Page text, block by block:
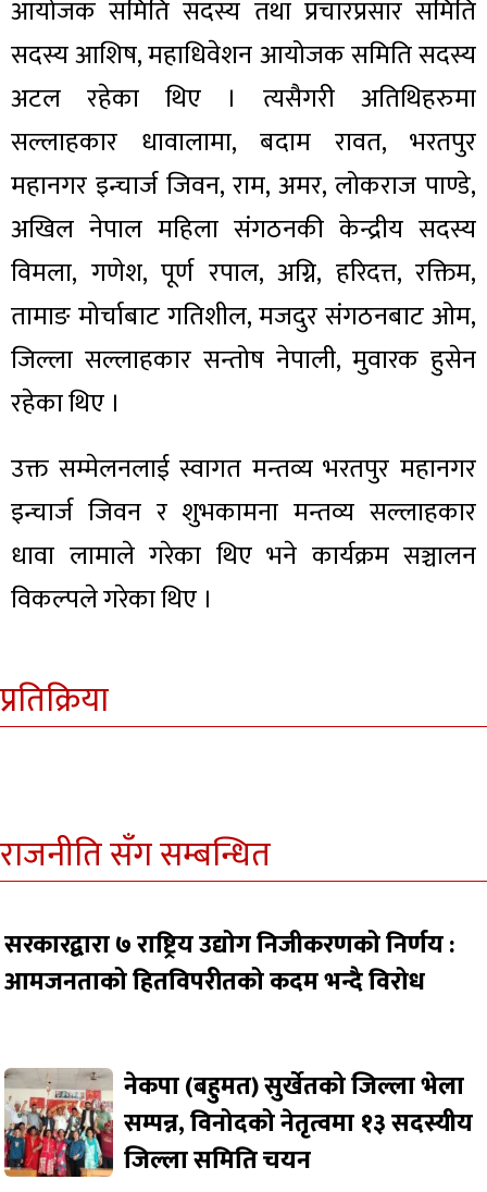
आयोजक समिति सदस्य तथा प्रचारप्रसार समिति
सदस्य आशिष, महाधिवेशन आयोजक समिति सदस्य
अटल रहेका थिए । त्यसैगरी अतिथिहरुमा
सल्लाहकार धावालामा, बदाम रावत, भरतपुर
महानगर इन्चार्ज जिवन, राम, अमर, लोकराज पाण्डे,
अखिल नेपाल महिला संगठनकी केन्द्रीय सदस्य
विमला, गणेश, पूर्ण रपाल, अग्नि, हरिदत्त, रक्तिम,
तामाङ मोर्चाबाट गतिशील, मजदुर संगठनबाट ओम,
जिल्ला सल्लाहकार सन्तोष नेपाली, मुवारक हुसेन
रहेका थिए ।
उक्त सम्मेलनलाई स्वागत मन्तव्य भरतपुर महानगर
इन्चार्ज जिवन र शुभकामना मन्तव्य सल्लाहकार
धावा लामाले गरेका थिए भने कार्यक्रम सञ्चालन
विकल्पले गरेका थिए ।
प्रतिक्रिया
राजनीति सँग सम्बन्धित
सरकारद्वारा ७ राष्ट्रिय उद्योग निजीकरणको निर्णय :
आमजनताको हितविपरीतको कदम भन्दै विरोध
नेकपा (बहुमत) सुर्खेतको जिल्ला भेला
सम्पन्न, विनोदको नेतृत्वमा १३ सदस्यीय
जिल्ला समिति चयन